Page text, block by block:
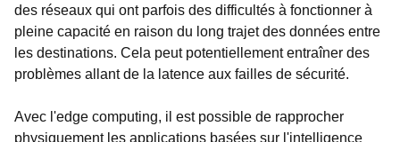
des réseaux qui ont parfois des difficultés à fonctionner à
pleine capacité en raison du long trajet des données entre
les destinations. Cela peut potentiellement entraîner des
problèmes allant de la latence aux failles de sécurité.
Avec l'edge computing, il est possible de rapprocher
physiquement les applications basées sur l'intelligence